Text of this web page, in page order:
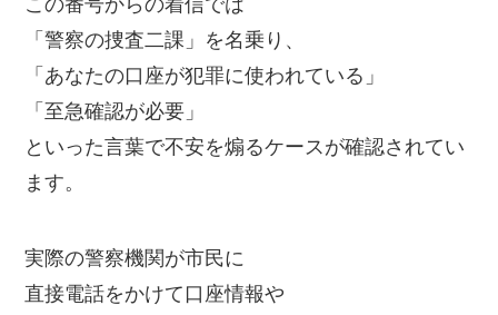
この番号からの着信では
「警察の捜査二課」を名乗り、
「あなたの口座が犯罪に使われている」
「至急確認が必要」
といった言葉で不安を煽るケースが確認されてい
ます。
実際の警察機関が市民に
直接電話をかけて口座情報や